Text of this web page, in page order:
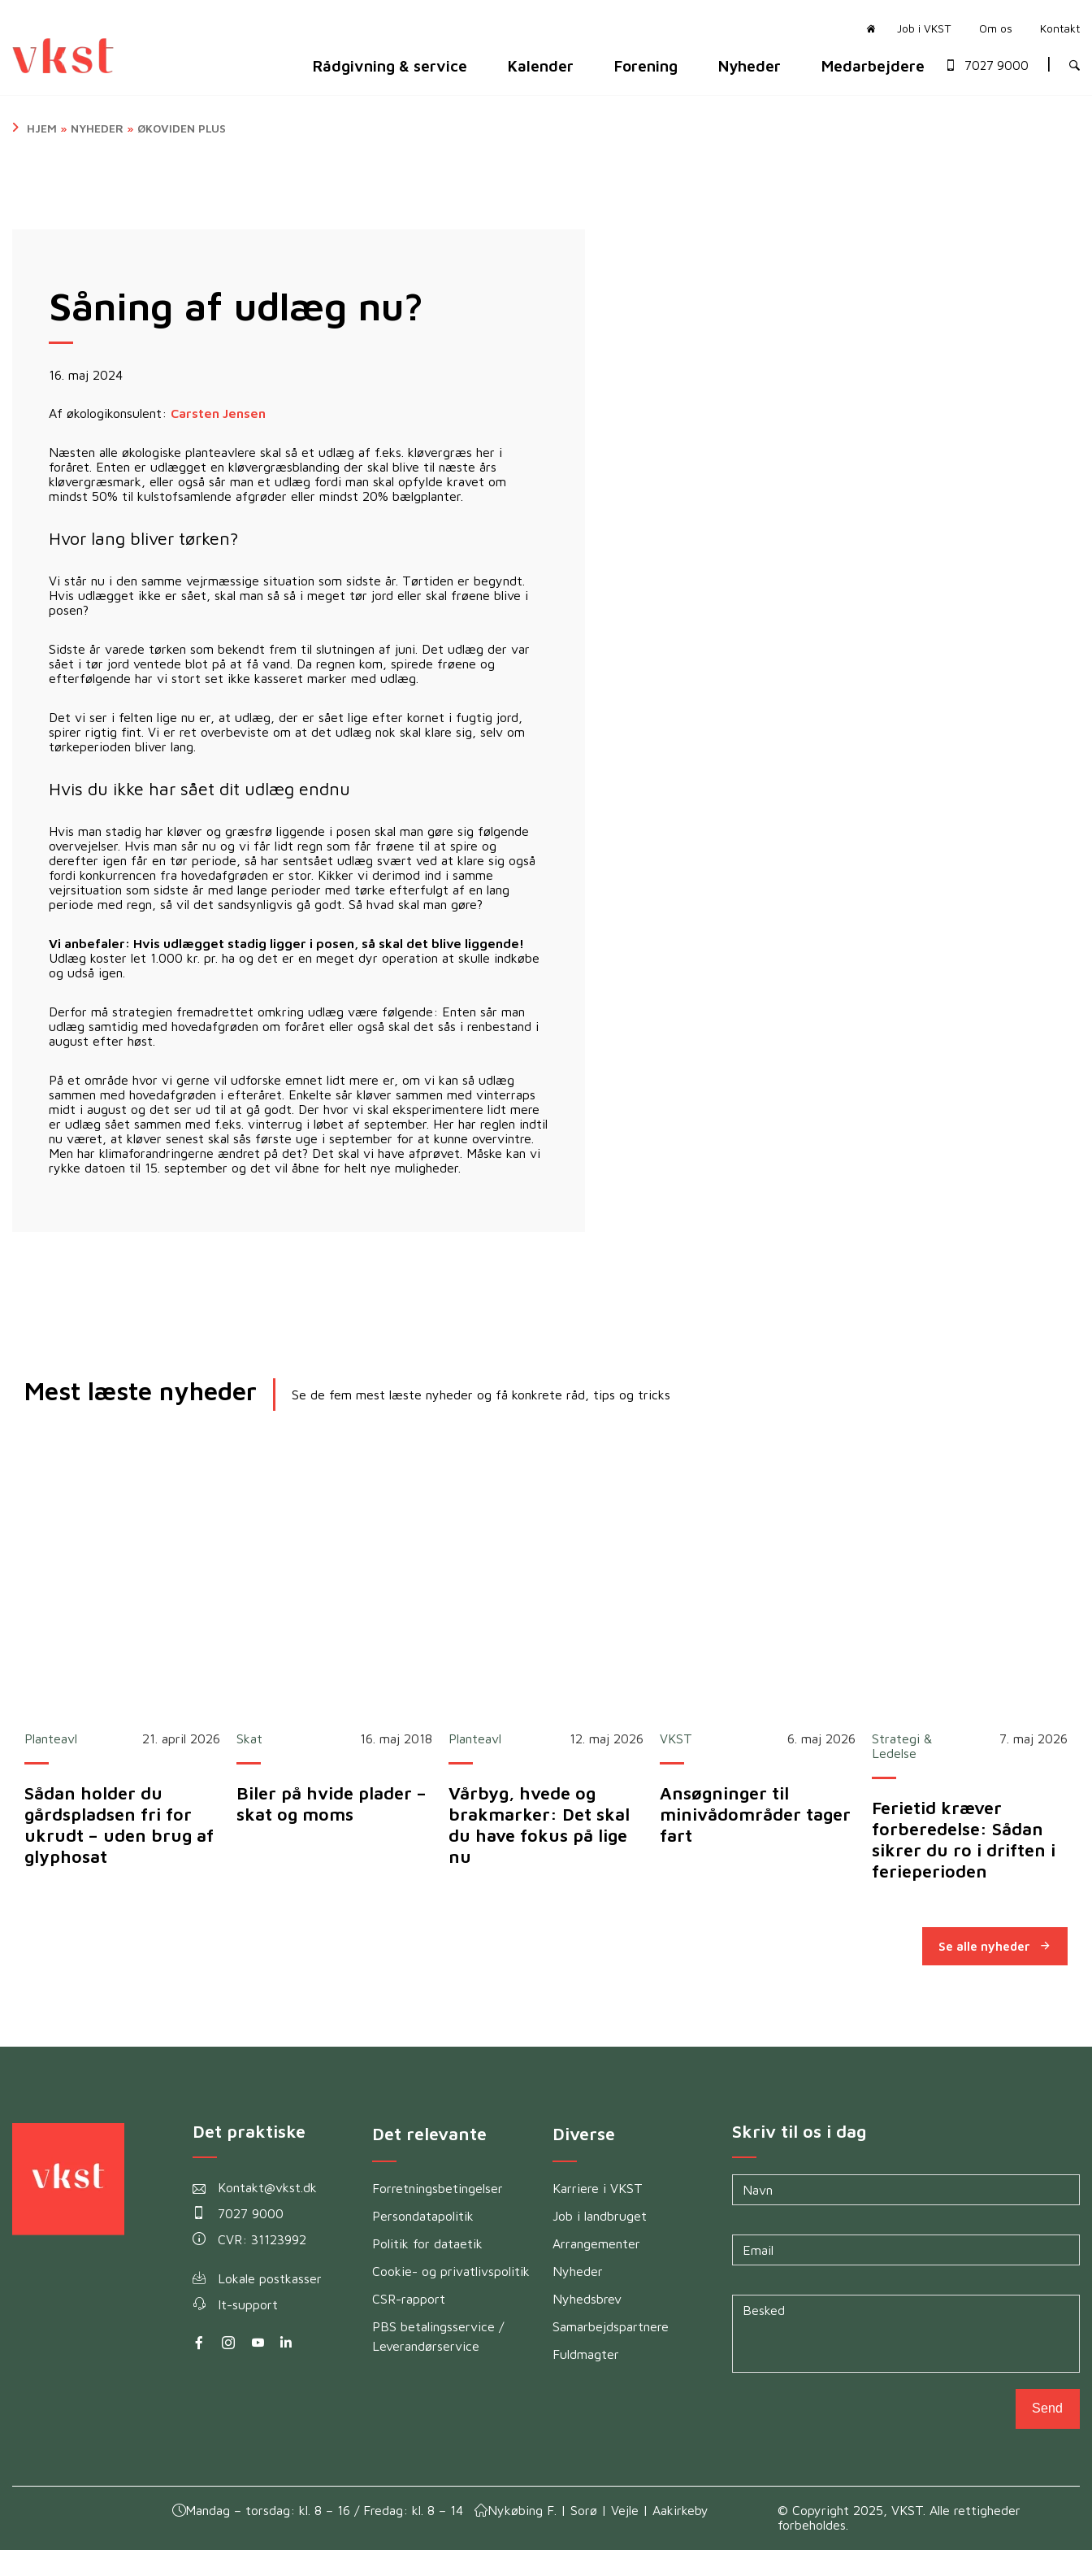
Job i VKST Om os Kontakt
Rådgivning & service Kalender Forening Nyheder Medarbejdere 7027 9000
HJEM » NYHEDER » ØKOVIDEN PLUS
Såning af udlæg nu?
16. maj 2024
Af økologikonsulent: Carsten Jensen
Næsten alle økologiske planteavlere skal så et udlæg af f.eks. kløvergræs her i
foråret. Enten er udlægget en kløvergræsblanding der skal blive til næste års
kløvergræsmark, eller også sår man et udlæg fordi man skal opfylde kravet om
mindst 50% til kulstofsamlende afgrøder eller mindst 20% bælgplanter.
Hvor lang bliver tørken?
Vi står nu i den samme vejrmæssige situation som sidste år. Tørtiden er begyndt.
Hvis udlægget ikke er sået, skal man så så i meget tør jord eller skal frøene blive i
posen?
Sidste år varede tørken som bekendt frem til slutningen af juni. Det udlæg der var
sået i tør jord ventede blot på at få vand. Da regnen kom, spirede frøene og
efterfølgende har vi stort set ikke kasseret marker med udlæg.
Det vi ser i felten lige nu er, at udlæg, der er sået lige efter kornet i fugtig jord,
spirer rigtig fint. Vi er ret overbeviste om at det udlæg nok skal klare sig, selv om
tørkeperioden bliver lang.
Hvis du ikke har sået dit udlæg endnu
Hvis man stadig har kløver og græsfrø liggende i posen skal man gøre sig følgende
overvejelser. Hvis man sår nu og vi får lidt regn som får frøene til at spire og
derefter igen får en tør periode, så har sentsået udlæg svært ved at klare sig også
fordi konkurrencen fra hovedafgrøden er stor. Kikker vi derimod ind i samme
vejrsituation som sidste år med lange perioder med tørke efterfulgt af en lang
periode med regn, så vil det sandsynligvis gå godt. Så hvad skal man gøre?
Vi anbefaler: Hvis udlægget stadig ligger i posen, så skal det blive liggende!
Udlæg koster let 1.000 kr. pr. ha og det er en meget dyr operation at skulle indkøbe
og udså igen.
Derfor må strategien fremadrettet omkring udlæg være følgende: Enten sår man
udlæg samtidig med hovedafgrøden om foråret eller også skal det sås i renbestand i
august efter høst.
På et område hvor vi gerne vil udforske emnet lidt mere er, om vi kan så udlæg
sammen med hovedafgrøden i efteråret. Enkelte sår kløver sammen med vinterraps
midt i august og det ser ud til at gå godt. Der hvor vi skal eksperimentere lidt mere
er udlæg sået sammen med f.eks. vinterrug i løbet af september. Her har reglen indtil
nu været, at kløver senest skal sås første uge i september for at kunne overvintre.
Men har klimaforandringerne ændret på det? Det skal vi have afprøvet. Måske kan vi
rykke datoen til 15. september og det vil åbne for helt nye muligheder.
Mest læste nyheder Se de fem mest læste nyheder og få konkrete råd, tips og tricks
Planteavl 21. april 2026
Sådan holder du
gårdspladsen fri for
ukrudt – uden brug af
glyphosat
Skat 16. maj 2018
Biler på hvide plader –
skat og moms
Planteavl 12. maj 2026
Vårbyg, hvede og
brakmarker: Det skal
du have fokus på lige
nu
VKST 6. maj 2026
Ansøgninger til
minivådområder tager
fart
Strategi &
Ledelse
7. maj 2026
Ferietid kræver
forberedelse: Sådan
sikrer du ro i driften i
ferieperioden
Se alle nyheder
Det praktiske
Kontakt@vkst.dk
7027 9000
CVR: 31123992
Lokale postkasser
It-support
Det relevante
Forretningsbetingelser
Persondatapolitik
Politik for dataetik
Cookie- og privatlivspolitik
CSR-rapport
PBS betalingsservice /
Leverandørservice
Diverse
Karriere i VKST
Job i landbruget
Arrangementer
Nyheder
Nyhedsbrev
Samarbejdspartnere
Fuldmagter
Skriv til os i dag
Navn*
Untitled*
Untitled*
Mandag – torsdag: kl. 8 – 16 / Fredag: kl. 8 – 14 Nykøbing F. | Sorø | Vejle | Aakirkeby
© Copyright 2025, VKST. Alle rettigheder
forbeholdes.